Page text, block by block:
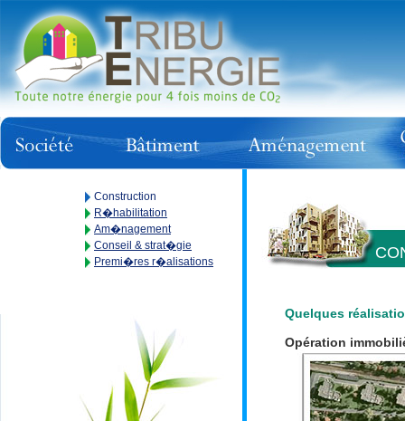
Construction
R�habilitation
Am�nagement
Conseil & strat�gie
Premi�res r�alisations
Quelques
Opération